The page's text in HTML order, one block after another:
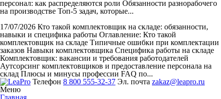
персонал: как распределяются роли Обязанности разнорабочего
на производстве Топ-5 задач, которые...
17/07/2026 Кто такой комплектовщик на складе: обязанности,
навыки и специфика работы Оглавление: Кто такой
комплектовщик на складе Типичные ошибки при комплектации
заказов Навыки комплектовщика Специфика работы на складе
Комплектовщик: вакансии и требования работодателей
Аутсорсинг комплектовщиков и предоставление персонала на
склад Плюсы и минусы профессии FAQ по...
Телефон 8 800 555-32-37 Эл. почта zakaz@leapro.ru
Меню
Главная